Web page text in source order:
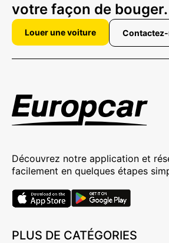
votre façon de bouger.
Louer une voiture
Découvrez notre application et
facilement en quelques étapes
PLUS DE CATÉGORIES